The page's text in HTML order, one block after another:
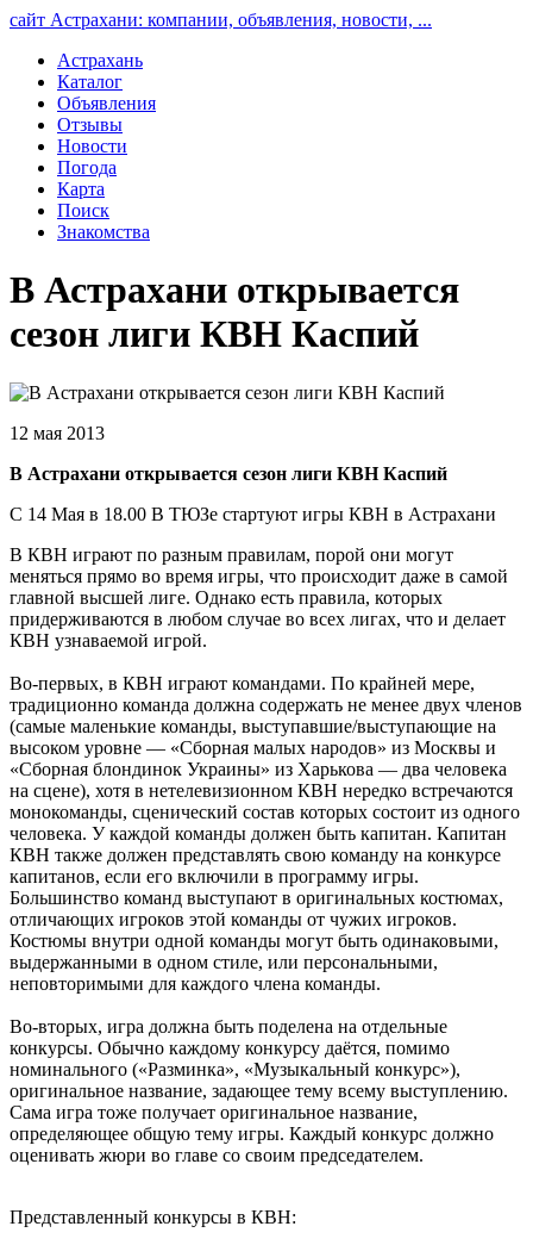
сайт Астрахани: компании, объявления, новости, ...
Астрахань
Каталог
Объявления
Отзывы
Новости
Погода
Карта
Поиск
Знакомства
В Астрахани открывается
сезон лиги КВН Каспий
12 мая 2013
В Астрахани открывается сезон лиги КВН Каспий
С 14 Мая в 18.00 В ТЮЗе стартуют игры КВН в Астрахани
В КВН играют по разным правилам, порой они могут
меняться прямо во время игры, что происходит даже в самой
главной высшей лиге. Однако есть правила, которых
придерживаются в любом случае во всех лигах, что и делает
КВН узнаваемой игрой.
Во-первых, в КВН играют командами. По крайней мере,
традиционно команда должна содержать не менее двух членов
(самые маленькие команды, выступавшие/выступающие на
высоком уровне — «Сборная малых народов» из Москвы и
«Сборная блондинок Украины» из Харькова — два человека
на сцене), хотя в нетелевизионном КВН нередко встречаются
монокоманды, сценический состав которых состоит из одного
человека. У каждой команды должен быть капитан. Капитан
КВН также должен представлять свою команду на конкурсе
капитанов, если его включили в программу игры.
Большинство команд выступают в оригинальных костюмах,
отличающих игроков этой команды от чужих игроков.
Костюмы внутри одной команды могут быть одинаковыми,
выдержанными в одном стиле, или персональными,
неповторимыми для каждого члена команды.
Во-вторых, игра должна быть поделена на отдельные
конкурсы. Обычно каждому конкурсу даётся, помимо
номинального («Разминка», «Музыкальный конкурс»),
оригинальное название, задающее тему всему выступлению.
Сама игра тоже получает оригинальное название,
определяющее общую тему игры. Каждый конкурс должно
оценивать жюри во главе со своим председателем.
Представленный конкурсы в КВН: